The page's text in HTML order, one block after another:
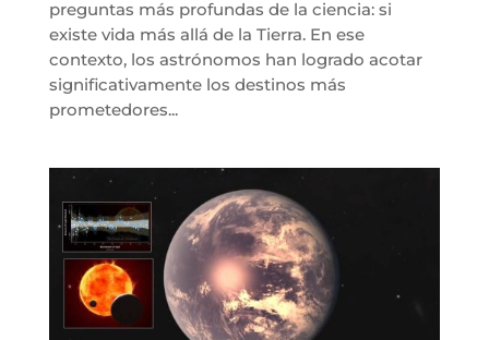
preguntas más profundas de la ciencia: si
existe vida más allá de la Tierra. En ese
contexto, los astrónomos han logrado acotar
significativamente los destinos más
prometedores...